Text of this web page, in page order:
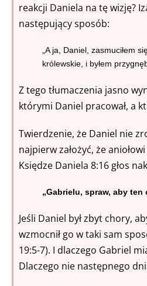
reakcji Daniela na tę wizję?
następujący sposób:
„A ja, Daniel, zasmuciłem
królewskie, i byłem
Z tego tłumaczenia jasno
którymi Daniel pracował, a
Twierdzenie, że Daniel nie
najpierw założyć, że
Księdze Daniela 8:16 głos
„Gabrielu, spraw, aby ten
Jeśli Daniel był zbyt chory,
wzmocnił go w taki sam
19:5-7). I dlaczego Gabriel
Dlaczego nie następnego